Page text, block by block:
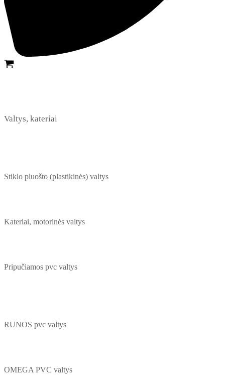
Valtys, kateriai
Stiklo pluošto (plastikinės) valtys
Kateriai, motorinės valtys
Pripučiamos pvc valtys
RUNOS pvc valtys
OMEGA PVC valtys